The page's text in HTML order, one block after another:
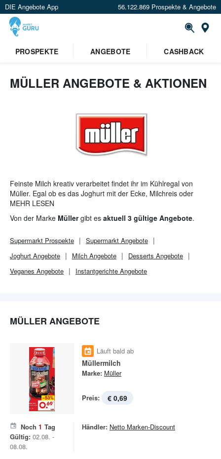
DIE Angebote App 56.122.869 Prospekte & Angebote
PROSPEKTE ANGEBOTE CASHBACK
MÜLLER ANGEBOTE & AKTIONEN
Feinste Milch kreativ verarbeitet findet ihr im Kühlregal von
Müller. Egal ob es das Joghurt mit der Ecke, Milchreis oder
Müllermilch sein soll: hier werden eure Geschmacksnerven nicht
enttäuscht.
MEHR LESEN
Von der Marke Müllergibt es aktuell 3 gültige Angebote.
Supermarkt Prospekte Supermarkt Angebote
Joghurt Angebote
Milch Angebote
Desserts Angebote
Veganes Angebote
Instantgerichte Angebote
MÜLLER ANGEBOTE
Läuft bald ab
Müllermilch
Marke: Müller
Preis: € 0,69
Noch 1 Tag
Gültig: 02.08. -
08.08.
Händler: Netto Marken-Discount